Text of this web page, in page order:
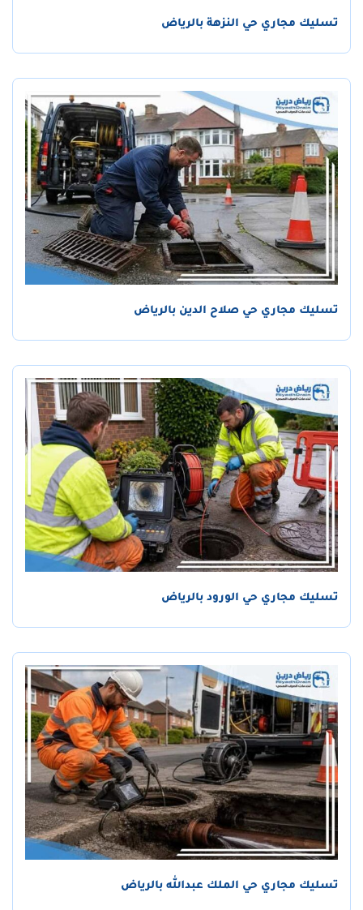
تسليك مجاري حي النزهة بالرياض
تسليك مجاري حي صلاح الدين بالرياض
تسليك مجاري حي الورود بالرياض
تسليك مجاري حي الملك عبدالله بالرياض